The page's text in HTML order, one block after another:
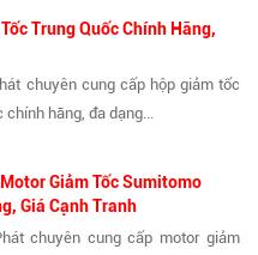
Trung Quốc Chính Hãng,
chuyên cung cấp hộp giảm tốc
hãng, đa dạng...
Giảm Tốc Sumitomo
Giá Cạnh Tranh
chuyên cung cấp motor giảm